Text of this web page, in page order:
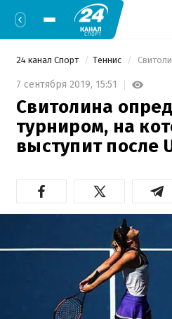
24 канал Спорт Теннис
7 сентября 2019, 15:51
Свитолина
турниром, на
выступит после